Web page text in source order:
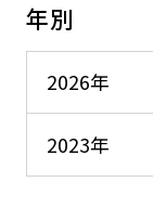
年別
2026年
2023年